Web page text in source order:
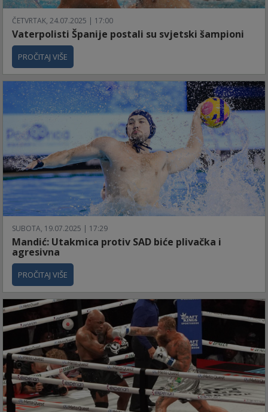
ČETVRTAK, 24.07.2025 | 17:00
Vaterpolisti Španije postali su svjetski šampioni
PROČITAJ VIŠE
SUBOTA, 19.07.2025 | 17:29
Mandić: Utakmica protiv SAD biće plivačka i
agresivna
PROČITAJ VIŠE